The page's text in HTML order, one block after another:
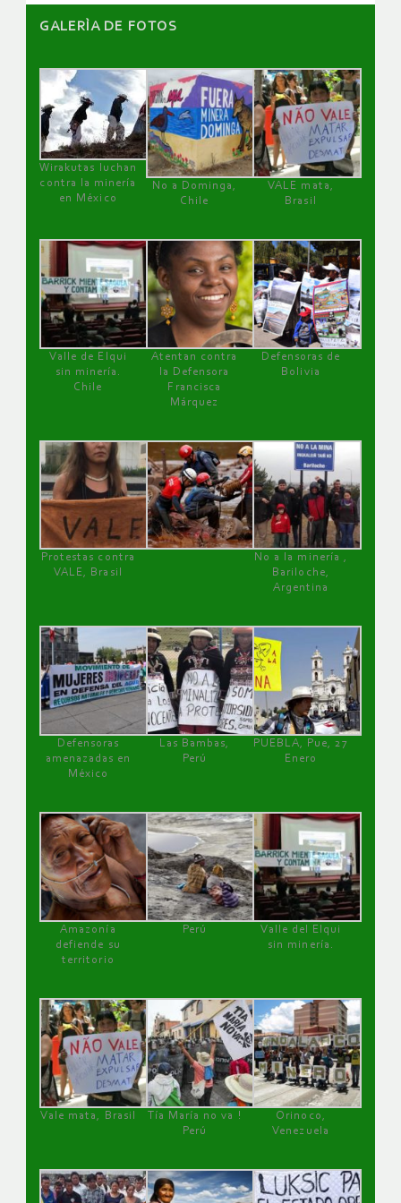
GALERÌA DE FOTOS
Wirakutas luchan
contra la minería
en México
No a Dominga,
Chile
VALE mata,
Brasil
Valle de Elqui
sin minería.
Chile
Atentan contra
la Defensora
Francisca
Márquez
Defensoras de
Bolivia
Protestas contra
VALE, Brasil
No a la minería ,
Bariloche,
Argentina
Defensoras
amenazadas en
México
Las Bambas,
Perú
PUEBLA, Pue, 27
Enero
Amazonía
defiende su
territorio
Perú
Valle del Elqui
sin minería.
Vale mata, Brasil
Tía María no va !
Perú
Orinoco,
Venezuela